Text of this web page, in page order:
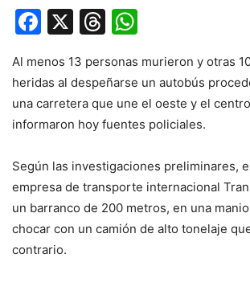
Facebook
X Threads
Al menos 13 personas murieron y otras
heridas al despeñarse un autobús
una carretera que une el oeste y el
informaron hoy fuentes policiales.
Según las investigaciones preliminares,
empresa de transporte internacional
un barranco de 200 metros, en una
chocar con un camión de alto tonelaje
contrario.